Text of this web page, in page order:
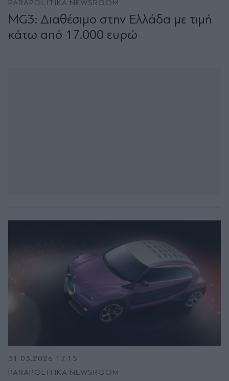
PARAPOLITIKA NEWSROOM
MG3: Διαθέσιμο στην Ελλάδα με τιμή
κάτω από 17.000 ευρώ
31.03.2026 17:15
PARAPOLITIKA NEWSROOM